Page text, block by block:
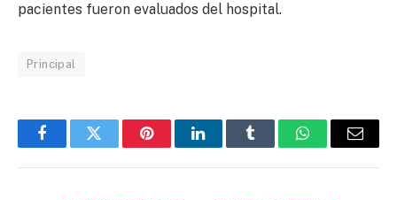
pacientes fueron evaluados del hospital.
Principal
FacebookTwitter PinterestLinkedInTumblr WhatsAppEmail